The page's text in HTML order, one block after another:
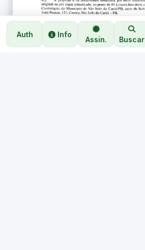
Auth Info
Assin. Buscar